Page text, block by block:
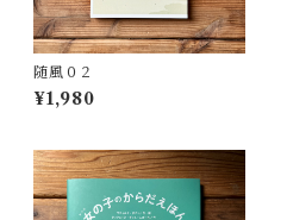
随風０２
¥1,980